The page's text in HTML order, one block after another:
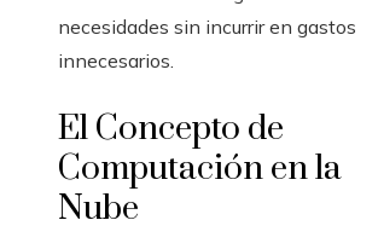
necesidades sin incurrir en gastos
innecesarios.
El Concepto de
Computación en la
Nube